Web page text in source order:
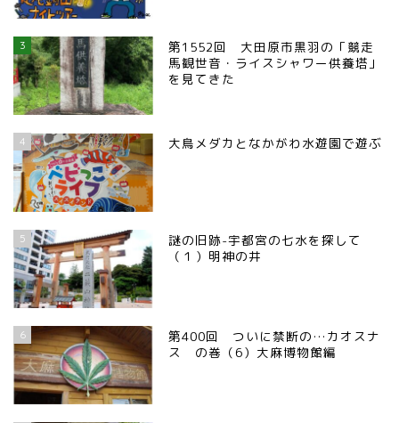
3
第1552回 大田原市黒羽の「競走
馬観世音・ライスシャワー供養塔」
を見てきた
4 大鳥メダカとなかがわ水遊園で遊ぶ
5
謎の旧跡-宇都宮の七水を探して
（１）明神の井
6
第400回 ついに禁断の…カオスナ
ス の巻（6）大麻博物館編